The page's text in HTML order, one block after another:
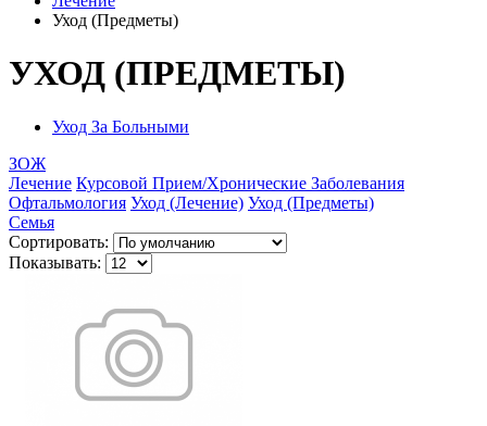
Уход (Предметы)
УХОД (ПРЕДМЕТЫ)
Уход За Больными
ЗОЖ
Лечение Курсовой Прием/Хронические Заболевания
Офтальмология Уход (Лечение) Уход (Предметы)
Семья
Сортировать:
Показывать: